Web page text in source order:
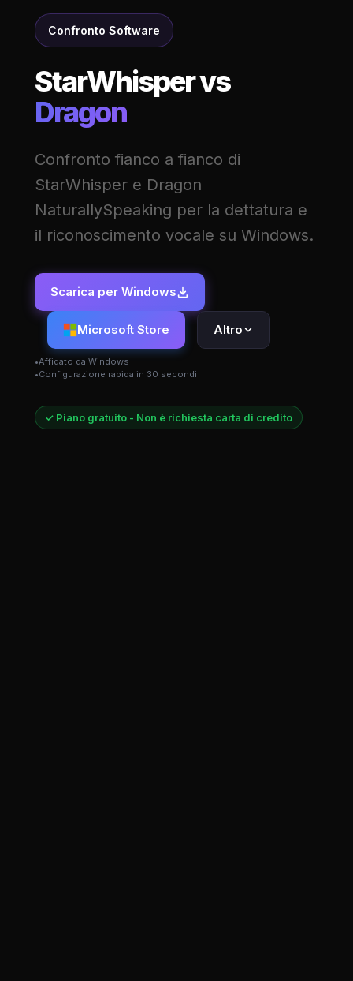
Confronto Software
StarWhisper vs
Dragon
Confronto fianco a fianco di
StarWhisper e Dragon
NaturallySpeaking per la dettatura e
il riconoscimento vocale su Windows.
Scarica per Windows
Microsoft Store
Affidato da Windows
Configurazione rapida in 30 secondi
Altro
✓ Piano gratuito - Non è richiesta carta di credito